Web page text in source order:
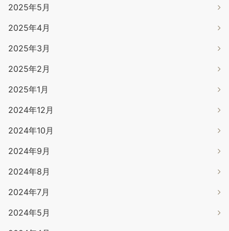
2025年5月
2025年4月
2025年3月
2025年2月
2025年1月
2024年12月
2024年10月
2024年9月
2024年8月
2024年7月
2024年5月